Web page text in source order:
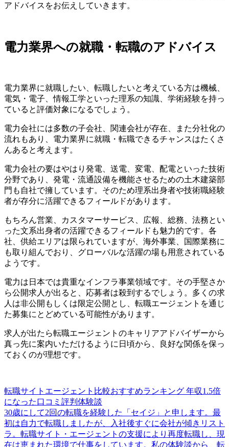
アドバイスをお伝えしていきます。
電力業界への就職・転職のアドバイス
電力業界に就職したい、転職したいと考えている方は機械、
電気・電子、情報工学といった理系の知識、学術経験を持っ
ていると評価対象になるでしょう。
電力会社には多数の子会社、関連会社が存在、また分社化の
流れもあり、電力業界に就職・転職できるチャンスはたくさ
んあると考えます。
電力会社の要はやはり発電、送電、変電、配電といった技術
分野であり、発電・流通設備を機能させるための土木建築部
門も自社で擁しています。 そのため理系出身者や技術職経験
者が存分に活躍できるフィールドがあります。
もちろん営業、カスタマーサービス、広報、総務、法務とい
った文系出身者の活躍できるフィールドも魅力的です。各
社、供給エリアは限られていますが、海外事業、国際業務に
も取り組んでおり、グローバルな活躍の場も用意されている
ようです。
電力は日本では貴重なインフラ事業領域です。その手堅さか
ら公開求人が出ると、応募者は殺到するでしょう。 多くの求
人は非公開もしくは限定公開とし、転職エージェントを通じ
た募集にとどめている可能性があります。
求人が出たら転職エージェントのキャリアアドバイザーから
真っ先に案内いただけるように日頃から、良好な関係を保っ
ておくのが理想です。
転職サイトエージェント比較おすすめランキング 年収1.5倍
になった口コミ評判体験談
30歳にして2回の転職を経験した「セイジ」と申します。最
初は自力で転職しましたが、入社後すぐに会社が傾きリスト
ラ。転職サイト・エージェントの支援により再度転職し、現
在は恵まれた環境で仕事をしています。私の体験談から、転